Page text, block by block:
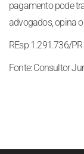
pagamento pode
advogados, opina
REsp 1.291.736/
Fonte: Consultor